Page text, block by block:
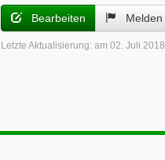
Bearbeiten Melden
Letzte Aktualisierung: am 02. Juli 2018